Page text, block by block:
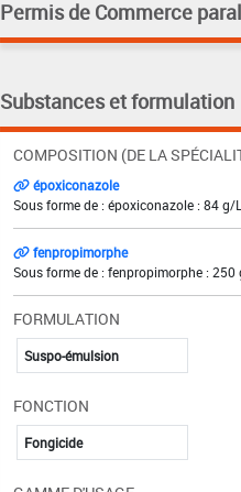
Permis de Commerce
Substances et formulation
COMPOSITION (DE LA
époxiconazole
Sous forme de : époxiconazole : 84 g/L
fenpropimorphe
Sous forme de : fenpropimorphe : 250
FORMULATION
Suspo-émulsion
FONCTION
Fongicide